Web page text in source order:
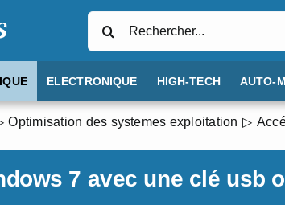
ELECTRONIQUE HIGH-TECH AUTO-
Optimisation des systemes exploitation
7 avec une clé usb